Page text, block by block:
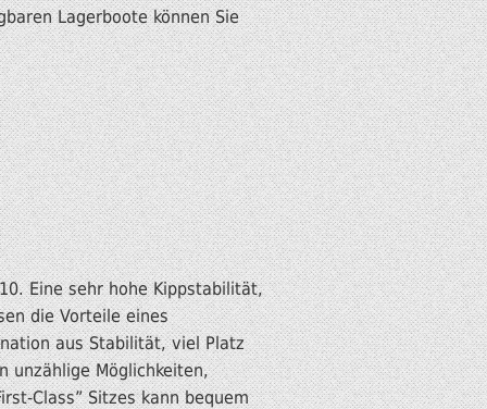
Lagerboote können Sie
Eine sehr hohe Kippstabilität,
die Vorteile eines
aus Stabilität, viel Platz
unzählige Möglichkeiten,
Class” Sitzes kann bequem